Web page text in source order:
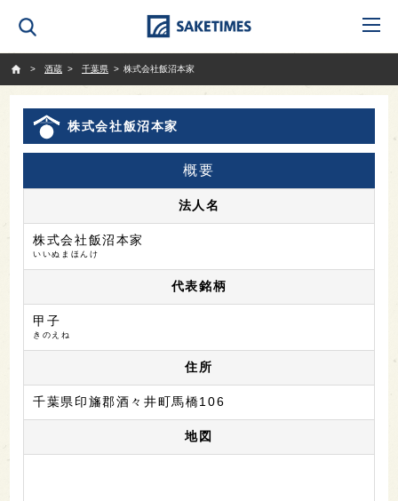
酒蔵
千葉県 株式会社飯沼本家
株式会社飯沼本家
概要
法人名
株式会社飯沼本家
いいぬまほんけ
代表銘柄
甲子
きのえね
住所
千葉県印旛郡酒々井町馬橋106
地図